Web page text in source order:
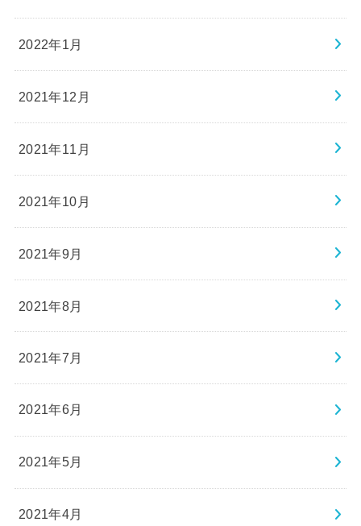
2022年1月
2021年12月
2021年11月
2021年10月
2021年9月
2021年8月
2021年7月
2021年6月
2021年5月
2021年4月